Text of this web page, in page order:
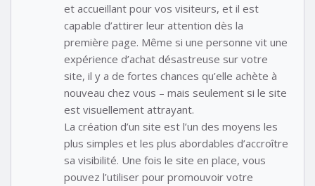
et accueillant pour vos visiteurs, et il est
capable d’attirer leur attention dès la
première page. Même si une personne vit une
expérience d’achat désastreuse sur votre
site, il y a de fortes chances qu’elle achète à
nouveau chez vous – mais seulement si le site
est visuellement attrayant.
La création d’un site est l’un des moyens les
plus simples et les plus abordables d’accroître
sa visibilité. Une fois le site en place, vous
pouvez l’utiliser pour promouvoir votre